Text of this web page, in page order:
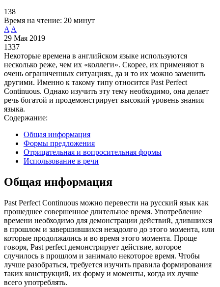
138
Время на чтение: 20 минут
A A
29 Мая 2019
1337
Некоторые времена в английском языке используются
несколько реже, чем их «коллеги». Скорее, их применяют в
очень ограниченных ситуациях, да и то их можно заменить
другими. Именно к такому типу относится Past Perfect
Continuous. Однако изучить эту тему необходимо, она делает
речь богатой и продемонстрирует высокий уровень знания
языка.
Содержание:
Общая информация
Формы предложения
Отрицательная и вопросительная формы
Использование в речи
Общая информация
Past Perfect Continuous можно перевести на русский язык как
прошедшее совершенное длительное время. Употребление
времени необходимо для демонстрации действий, длившихся
в прошлом и завершившихся незадолго до этого момента, или
которые продолжались и во время этого момента. Проще
говоря, Past perfect демонстрирует действие, которое
случилось в прошлом и занимало некоторое время. Чтобы
лучше разобраться, требуется изучить правила формирования
таких конструкций, их форму и моменты, когда их лучше
всего употреблять.